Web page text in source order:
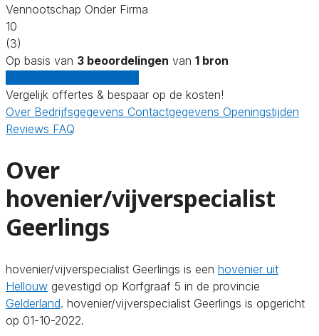
Vennootschap Onder Firma
10
(3)
Op basis van 3 beoordelingen van 1 bron
Vergelijk offertes & bespaar op de kosten!
Over Bedrijfsgegevens Contactgegevens Openingstijden
Reviews FAQ
Over
hovenier/vijverspecialist
Geerlings
hovenier/vijverspecialist Geerlings is een hovenier uit
Hellouw gevestigd op Korfgraaf 5 in de provincie
Gelderland. hovenier/vijverspecialist Geerlings is opgericht
op 01-10-2022.